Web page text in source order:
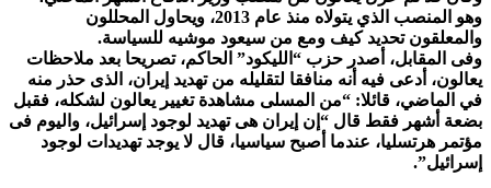
وهو المنصب الذي يتولاه منذ عام 2013، ويحاول المحللون
والمعلقون تحديد كيف ومع من سيعود موشيه للسياسة.
وفى المقابل، أصدر حزب “الليكود” الحاكم، تصريحا بعد ملاحظات
يعالون، أدعى فيه أنه منافقا لتقليله من تهديد إيران، الذى حذر منه
في الماضي، قائلا: “من المسلى مشاهدة تغيير يعالون لشكله، فقبل
بضعة أشهر فقط قال “إن إيران هى تهديد لوجود إسرائيل، واليوم فى
مؤتمر هرتسليا، عندما أصبح سياسيا، قال لا يوجد تهديدات لوجود
إسرائيل”.